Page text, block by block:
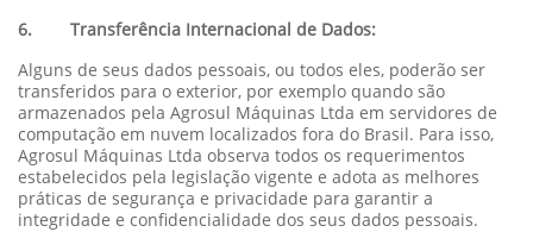
6. Transferência Internacional de Dados:
Alguns de seus dados pessoais, ou todos eles, poderão ser
transferidos para o exterior, por exemplo quando são
armazenados pela Agrosul Máquinas Ltda em servidores de
computação em nuvem localizados fora do Brasil. Para isso,
Agrosul Máquinas Ltda observa todos os requerimentos
estabelecidos pela legislação vigente e adota as melhores
práticas de segurança e privacidade para garantir a
integridade e confidencialidade dos seus dados pessoais.